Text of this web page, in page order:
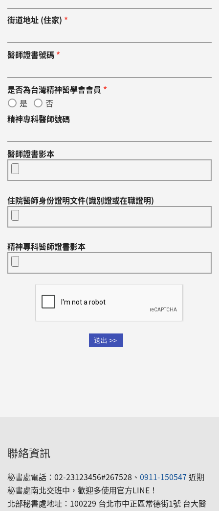
街道地址 (住家) *
醫師證書號碼 *
是否為台灣精神醫學會會員 *
是
否
精神專科醫師號碼
醫師證書影本
住院醫師身份證明文件(識別證或在職證明)
精神專科醫師證書影本
聯絡資訊
秘書處電話：02-23123456#267528、 0911-150547近期
秘書處南北交班中，歡迎多使用官方LINE！
北部秘書處地址：100229 台北市中正區常德街1號 台大醫